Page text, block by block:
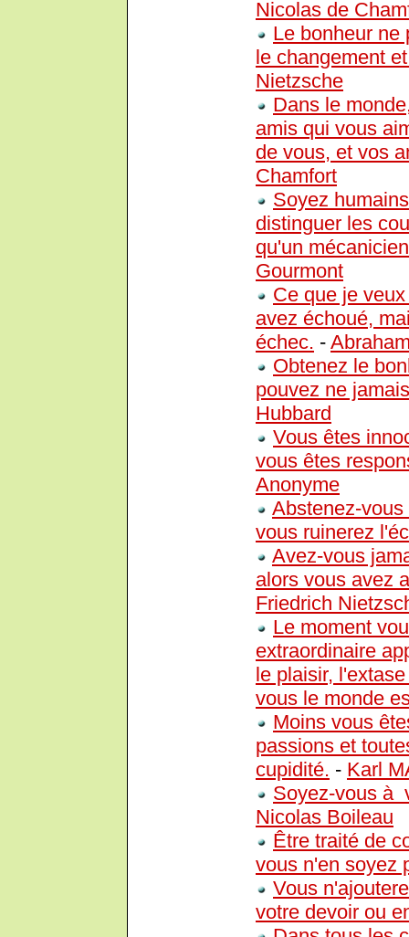
Nicolas de
Le bonheur ne
le changement
Nietzsche
Dans le
amis qui vous
de vous, et vos
Chamfort
Soyez
distinguer les
qu'un
Gourmont
Ce que je
avez échoué,
échec. -
Obtenez le
pouvez ne
Hubbard
Vous êtes
vous êtes
Anonyme
Abstenez-
vous ruinerez
Avez-vous
alors vous avez
Friedrich
Le moment
extraordinaire
le plaisir,
vous le monde
Moins vous
passions et
cupidité. - Karl
Soyez-vous à
Nicolas Boileau
Être traité de
vous n'en soyez
Vous
votre devoir ou